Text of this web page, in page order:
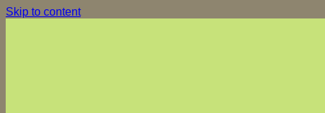
Skip to content